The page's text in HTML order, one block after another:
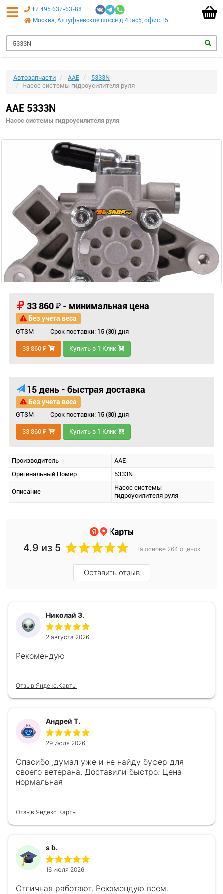
+7 495 637-63-88
Москва, Алтуфьевское шоссе д 41ас5, офис 15
Автозапчасти AAE
5333N
Насос системы гидроусилителя руля
AAE 5333N
Насос системы гидроусилителя руля
33 860 ₽ - минимальная цена
Без учета веса
GTSM Срок поставки: 15 (30) дня
33 860 ₽ Купить в 1 Клик
15 день - быстрая доставка
Без учета веса
GTSM Срок поставки: 15 (30) дня
33 860 ₽ Купить в 1 Клик
Производитель
AAE
Оригинальный Номер
5333N
Описание
Насос системы
гидроусилителя руля
4.9 из 5 На основе 264 оценок
Оставить отзыв
Николай З.
2 августа 2026
Рекомендую
Отзыв Яндекс.Карты
Андрей Т.
29 июля 2026
Спасибо ,думал уже и не найду буфер для
своего ветерана. Доставили быстро. Цена
нормальная
Отзыв Яндекс.Карты
s b.
16 июля 2026
Отличная работают. Рекомендую всем.